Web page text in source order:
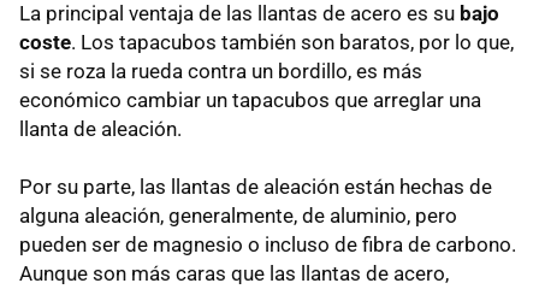
La principal ventaja de las llantas de acero es su bajo
coste. Los tapacubos también son baratos, por lo que,
si se roza la rueda contra un bordillo, es más
económico cambiar un tapacubos que arreglar una
llanta de aleación.
Por su parte, las llantas de aleación están hechas de
alguna aleación, generalmente, de aluminio, pero
pueden ser de magnesio o incluso de fibra de carbono.
Aunque son más caras que las llantas de acero,